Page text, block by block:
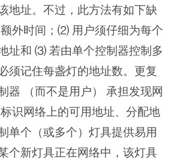
地址。不过，此方法有如下缺
外时间；⑵ 用户须仔细为每个
址和 ⑶ 若由单个控制器控制多
须记住每盏灯的地址数。更复
器 （而不是用户） 承担发现网
识网络上的可用地址、分配地
单个（或多个）灯具提供易用
个新灯具正在网络中，该灯具